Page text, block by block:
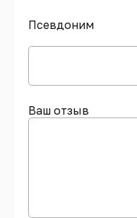
Псевдоним
Ваш отзыв